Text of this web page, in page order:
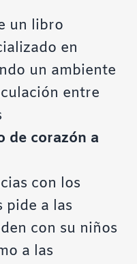
un libro
en
un ambiente
entre
de corazón a
con los
pide a las
con su niños
a las